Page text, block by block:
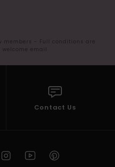
members - Full conditions are
email
Contact Us